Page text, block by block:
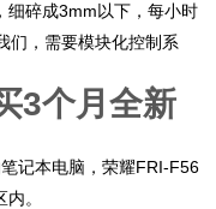
细碎成3mm以下，每小时
们，需要模块化控制系
3个月全新
记本电脑，荣耀FRI-F56
。